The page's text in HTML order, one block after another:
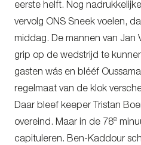
eerste helft. Nog
vervolg ONS Sneek voelen,
middag. De mannen van Jan
grip op de wedstrijd te
gasten wás en blééf
regelmaat van de klok
Daar bleef keeper Tristan
overeind. Maar in de 78e
capituleren. Ben-Kaddour